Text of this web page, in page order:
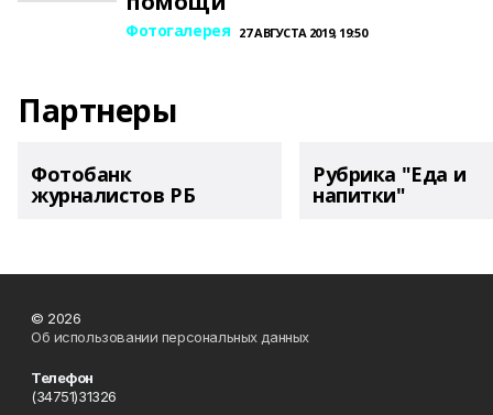
Фотогалерея 27 АВГУСТА 2019, 19:50
Партнеры
Фотобанк
журналистов РБ
Рубрика "Еда и
напитки"
© 2026
Об использовании персональных данных
Телефон
(34751)31326